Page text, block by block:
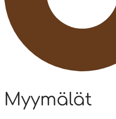
Myymälät